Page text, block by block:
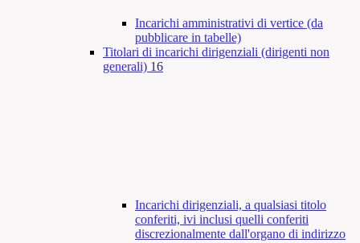
Incarichi amministrativi di vertice (da
pubblicare in tabelle)
Titolari di incarichi dirigenziali (dirigenti non
generali) 16
Incarichi dirigenziali, a qualsiasi titolo
conferiti, ivi inclusi quelli conferiti
discrezionalmente dall'organo di indirizzo